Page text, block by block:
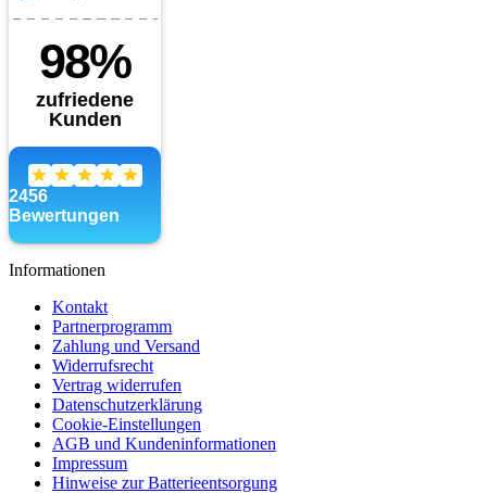
Informationen
Kontakt
Partnerprogramm
Zahlung und Versand
Widerrufsrecht
Vertrag widerrufen
Datenschutzerklärung
Cookie-Einstellungen
AGB und Kundeninformationen
Impressum
Hinweise zur Batterieentsorgung